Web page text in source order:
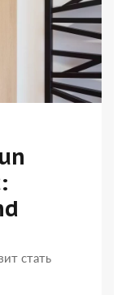
стать